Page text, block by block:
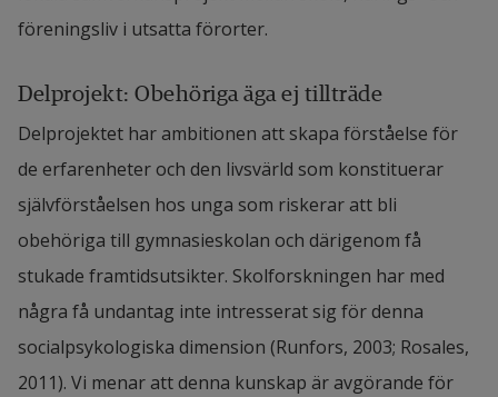
föreningsliv i utsatta förorter.
Delprojekt: Obehöriga äga ej tillträde
Delprojektet har ambitionen att skapa förståelse för
de erfarenheter och den livsvärld som konstituerar
självförståelsen hos unga som riskerar att bli
obehöriga till gymnasieskolan och därigenom få
stukade framtidsutsikter. Skolforskningen har med
några få undantag inte intresserat sig för denna
socialpsykologiska dimension (Runfors, 2003; Rosales,
2011). Vi menar att denna kunskap är avgörande för